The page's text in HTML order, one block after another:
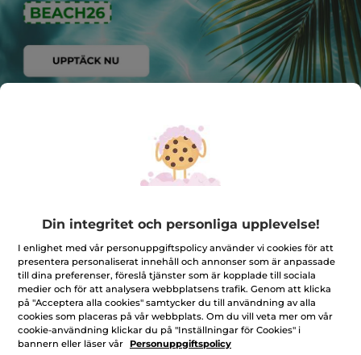
SOMMARFAVORITER
3-i-1: dag-&
nattkräm +
nattmask
75 ml
(740)
Dagkräm, torr hud
Burk 50 ml
(77)
ansiktet
40 ml
Tub
Din integritet och personliga upplevelse!
I enlighet med vår personuppgiftspolicy använder vi cookies för att
presentera personaliserat innehåll och annonser som är anpassade
till dina preferenser, föreslå tjänster som är kopplade till sociala
medier och för att analysera webbplatsens trafik. Genom att klicka
på "Acceptera alla cookies" samtycker du till användning av alla
cookies som placeras på vår webbplats. Om du vill veta mer om vår
cookie-användning klickar du på "Inställningar för Cookies" i
bannern eller läser vår
Personuppgiftspolicy